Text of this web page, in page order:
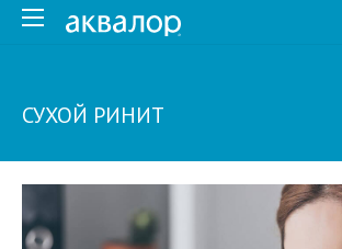
СУХОЙ РИНИТ